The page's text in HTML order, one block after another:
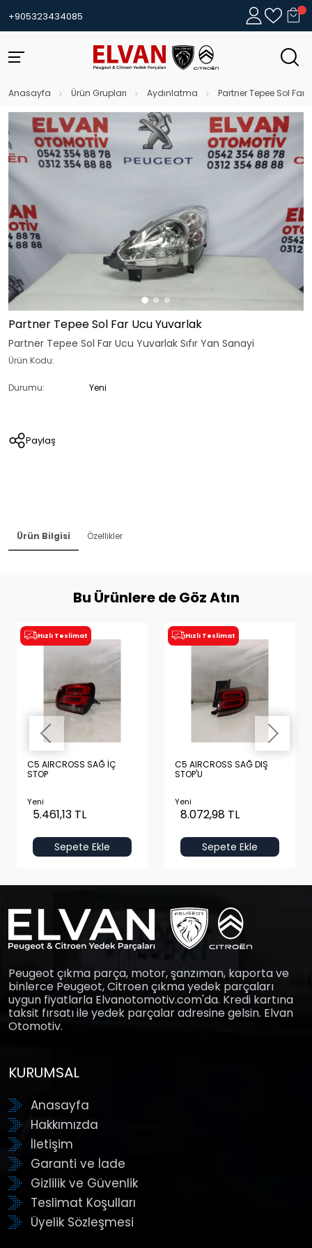
+905323434085
Anasayfa Ürün Grupları Aydınlatma Partner Tepee Sol Far
Partner Tepee Sol Far Ucu Yuvarlak
Partner Tepee Sol Far Ucu Yuvarlak Sıfır Yan Sanayi
Ürün Kodu:
Durumu: Yeni
Paylaş
Ürün Bilgisi Özellikler
Bu Ürünlere de Göz Atın
Hızlı Teslimat
C5 AIRCROSS SAĞ İÇ
STOP
Yeni
5.461,13 TL
Sepete Ekle
Hızlı Teslimat
C5 AIRCROSS SAĞ DIŞ
STOP'U
Yeni
8.072,98 TL
Sepete Ekle
Peugeot çıkma parça, motor, şanzıman, kaporta ve
binlerce Peugeot, Citroen çıkma yedek parçaları
uygun fiyatlarla Elvanotomotiv.com'da. Kredi kartına
taksit fırsatı ile yedek parçalar adresine gelsin. Elvan
Otomotiv.
KURUMSAL
Anasayfa
Hakkımızda
İletişim
Garanti ve İade
Gizlilik ve Güvenlik
Teslimat Koşulları
Üyelik Sözleşmesi